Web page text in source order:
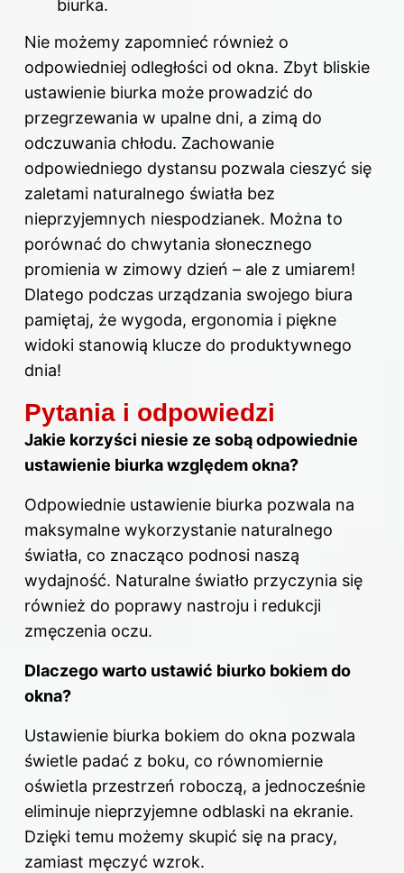
biurka.
Nie możemy zapomnieć również o
odpowiedniej odległości od okna. Zbyt bliskie
ustawienie biurka może prowadzić do
przegrzewania w upalne dni, a zimą do
odczuwania chłodu. Zachowanie
odpowiedniego dystansu pozwala cieszyć się
zaletami naturalnego światła bez
nieprzyjemnych niespodzianek. Można to
porównać do chwytania słonecznego
promienia w zimowy dzień – ale z umiarem!
Dlatego podczas urządzania swojego biura
pamiętaj, że wygoda, ergonomia i piękne
widoki stanowią klucze do produktywnego
dnia!
Pytania i odpowiedzi
Jakie korzyści niesie ze sobą odpowiednie
ustawienie biurka względem okna?
Odpowiednie ustawienie biurka pozwala na
maksymalne wykorzystanie naturalnego
światła, co znacząco podnosi naszą
wydajność. Naturalne światło przyczynia się
również do poprawy nastroju i redukcji
zmęczenia oczu.
Dlaczego warto ustawić biurko bokiem do
okna?
Ustawienie biurka bokiem do okna pozwala
świetle padać z boku, co równomiernie
oświetla przestrzeń roboczą, a jednocześnie
eliminuje nieprzyjemne odblaski na ekranie.
Dzięki temu możemy skupić się na pracy,
zamiast męczyć wzrok.